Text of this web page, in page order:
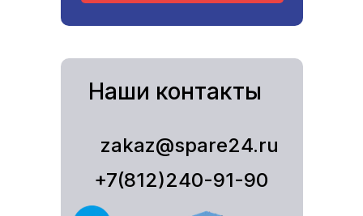
+7(812)240-91-90
zakaz@spare24.ru
Наши контакты